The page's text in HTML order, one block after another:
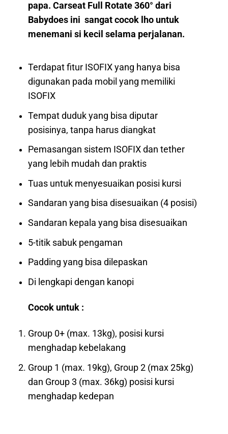
papa. Carseat Full Rotate 360° dari
Babydoes ini sangat cocok lho untuk
menemani si kecil selama perjalanan.
Terdapat fitur ISOFIX yang hanya bisa
digunakan pada mobil yang memiliki
ISOFIX
Tempat duduk yang bisa diputar
posisinya, tanpa harus diangkat
Pemasangan sistem ISOFIX dan tether
yang lebih mudah dan praktis
Tuas untuk menyesuaikan posisi kursi
Sandaran yang bisa disesuaikan (4 posisi)
Sandaran kepala yang bisa disesuaikan
5-titik sabuk pengaman
Padding yang bisa dilepaskan
Di lengkapi dengan kanopi
Cocok untuk :
Group 0+ (max. 13kg), posisi kursi
menghadap kebelakang
Group 1 (max. 19kg), Group 2 (max 25kg)
dan Group 3 (max. 36kg) posisi kursi
menghadap kedepan⠀